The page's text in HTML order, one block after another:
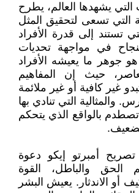
التي يشهدها العالم، يطرح
التي تسعى لتحقيق المثل
تستند إلى قدرة الأفراد
في مواجهة تحديات
جوهر ما يعيشه الأفراد
حيث إن المفاهيم
غير كافية أو غير ملائمة
التي تنادي بها
بالواقع الذي يتحكم
أمبرتو إيكو دعوة
الحق والباطل، القوة
أو الاندثار. يعيش البشر